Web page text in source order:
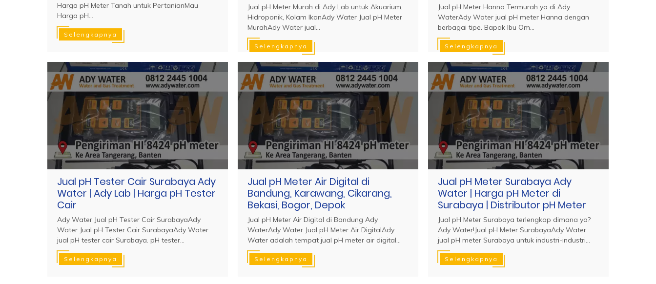
Harga pH Meter Tanah untuk PertanianMau
Harga pH...
Selengkapnya
Jual pH Meter Murah di Ady Lab untuk Akuarium,
Hidroponik, Kolam IkanAdy Water Jual pH Meter
MurahAdy Water jual...
Selengkapnya
Jual pH Meter Hanna Termurah ya di Ady
WaterAdy Water jual pH meter Hanna dengan
berbagai tipe. Bapak Ibu Om...
Selengkapnya
Jual pH Tester Cair Surabaya Ady
Water | Ady Lab | Harga pH Tester
Cair
Ady Water Jual pH Tester Cair SurabayaAdy
Water Jual pH Tester Cair SurabayaAdy Water
jual pH tester cair Surabaya. pH tester...
Selengkapnya
Jual pH Meter Air Digital di
Bandung, Karawang, Cikarang,
Bekasi, Bogor, Depok
Jual pH Meter Air Digital di Bandung Ady
WaterAdy Water Jual pH Meter Air DigitalAdy
Water adalah tempat jual pH meter air digital...
Selengkapnya
Jual pH Meter Surabaya Ady
Water | Harga pH Meter di
Surabaya | Distributor pH Meter
Jual pH Meter Surabaya terlengkap dimana ya?
Ady Water!Jual pH Meter SurabayaAdy Water
jual pH meter Surabaya untuk industri-industri...
Selengkapnya